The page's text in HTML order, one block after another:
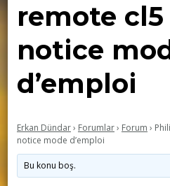
remote cl5
notice
d’emploi
Erkan Dündar› Forumlar› Forum ›
notice mode d’emploi
Bu konu boş.